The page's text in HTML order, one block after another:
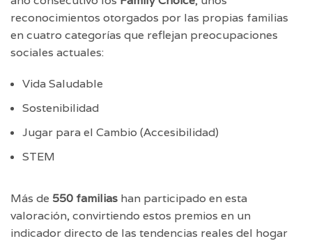
reconocimientos otorgados por las propias familias
en cuatro categorías que reflejan preocupaciones
sociales actuales:
Vida Saludable
Sostenibilidad
Jugar para el Cambio (Accesibilidad)
STEM
Más de 550 familias han participado en esta
valoración, convirtiendo estos premios en un
indicador directo de las tendencias reales del hogar